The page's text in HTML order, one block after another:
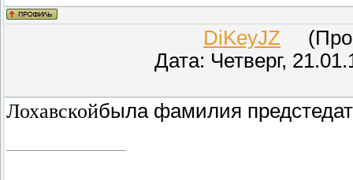
DiKeyJZ
Дата: Четверг,
Лохавскойбыла фамилия